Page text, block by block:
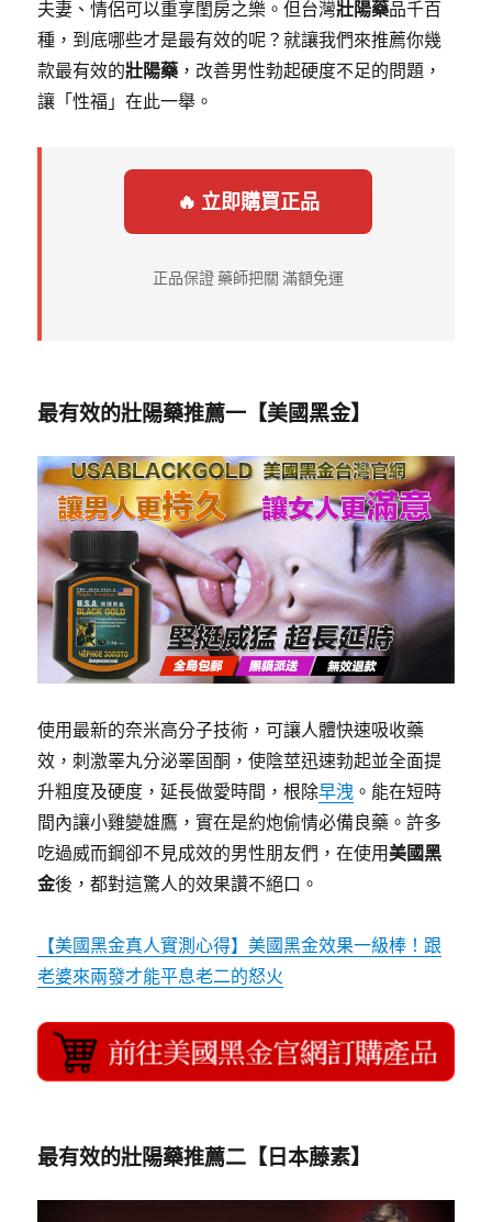
夫妻、情侶可以重享閨房之樂。但台灣壯陽藥品千百
種，到底哪些才是最有效的呢？就讓我們來推薦你幾
款最有效的壯陽藥 ，改善男性勃起硬度不足的問題，
讓「性福」在此一舉。
🔥 立即購買正品
正品保證 藥師把關 滿額免運
最有效的壯陽藥推薦一【美國黑金】
使用最新的奈米高分子技術，可讓人體快速吸收藥
效，刺激睪丸分泌睪固酮，使陰莖迅速勃起並全面提
升粗度及硬度，延長做愛時間，根除早洩 。能在短時
間內讓小雞變雄鷹，實在是約炮偷情必備良藥。許多
吃過威而鋼卻不見成效的男性朋友們，在使用美國黑
金後，都對這驚人的效果讚不絕口。
【美國黑金真人實測心得】美國黑金效果一級棒！跟
老婆來兩發才能平息老二的怒火
最有效的壯陽藥推薦二【 日本藤素】